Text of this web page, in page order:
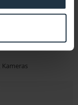
zu E Mount